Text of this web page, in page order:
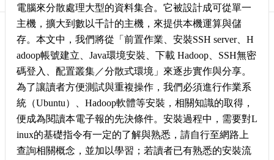
消
息
關
於
我
們
出
版
刊
電腦來分散處理大型的資料集合。它被設計成可從單一
主機，擴大到數以千計的主機，來提供本機運算與儲
存。本文中，我們將從「前置作業、安裝SSH server、H
adoop帳號建立、Java環境安裝、下載 Hadoop、SSH無密
碼登入、配置叢集／分散式環境」來逐步實作與分享。
為了讓讀者方便測試與重複操作，我們必須進行作業系
統（Ubuntu）、Hadoop軟體等安裝，相關知識的取得，
便成為閱讀本電子報的先決條件。安裝過程中，需要對L
inux的基礎指令有一定的了解與熟悉，請自行至網路上
查詢相關概念，並加以學習；若讀者已有熟悉的安裝流